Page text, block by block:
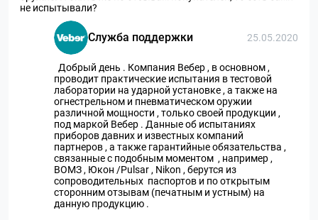
не испытывали?
Служба поддержки 25.05.2020
Добрый день . Компания Вебер , в основном ,
проводит практические испытания в тестовой
лаборатории на ударной установке , а также на
огнестрельном и пневматическом оружии
различной мощности , только своей продукции ,
под маркой Вебер . Данные об испытаниях
приборов давних и известных компаний
партнеров , а также гарантийные обязательства ,
связанные с подобным моментом , например ,
ВОМЗ , Юкон /Pulsar , Nikon , берутся из
сопроводительных паспортов и по открытым
сторонним отзывам (печатным и устным) на
данную продукцию .